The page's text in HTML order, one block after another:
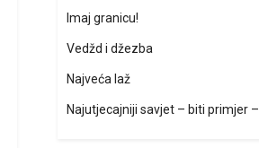
Imaj granicu!
Vedžd i džezba
Najveća laž
Najutjecajniji savjet – biti primjer –